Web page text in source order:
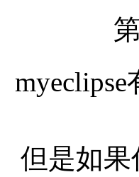
但是如果